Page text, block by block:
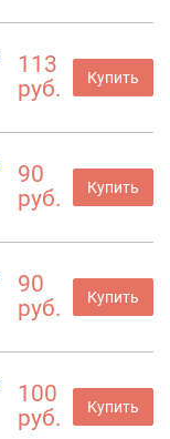
113
руб.
Купить
90
руб.
Купить
90
руб.
Купить
100
руб.
Купить